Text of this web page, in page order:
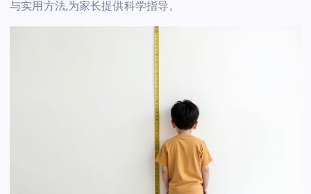
与实用方法,为家长提供科学指导。